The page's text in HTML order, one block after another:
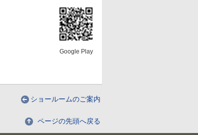
Google Play
ショールームのご案内
ページの先頭へ戻る